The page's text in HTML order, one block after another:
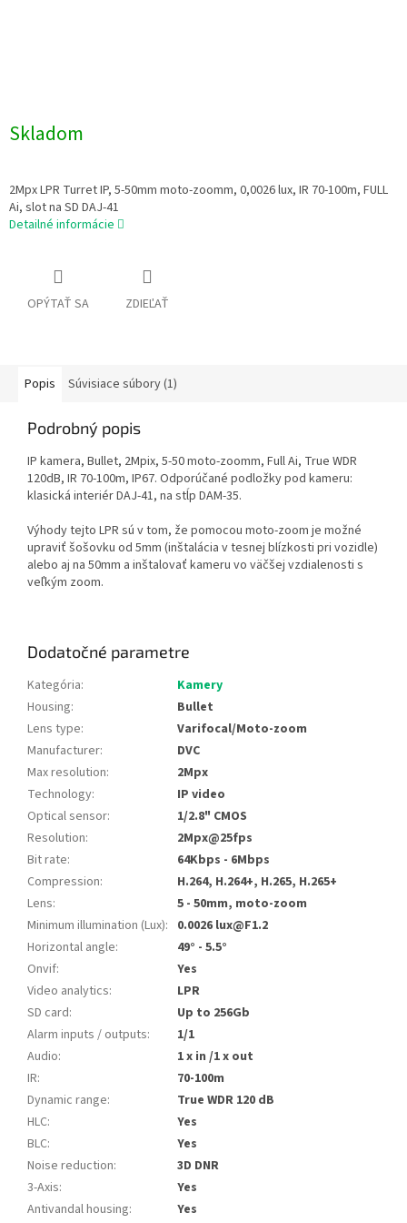
Skladom
2Mpx LPR Turret IP, 5-50mm moto-zoomm, 0,0026 lux, IR 70-100m, FULL
Ai, slot na SD DAJ-41
Detailné informácie
OPÝTAŤ SA ZDIEĽAŤ
Popis Súvisiace súbory (1)
Podrobný popis
IP kamera, Bullet, 2Mpix, 5-50 moto-zoomm, Full Ai, True WDR
120dB, IR 70-100m, IP67. Odporúčané podložky pod kameru:
klasická interiér DAJ-41, na stĺp DAM-35.
Výhody tejto LPR sú v tom, že pomocou moto-zoom je možné
upraviť šošovku od 5mm (inštalácia v tesnej blízkosti pri vozidle)
alebo aj na 50mm a inštalovať kameru vo väčšej vzdialenosti s
veľkým zoom.
Dodatočné parametre
Kategória:
Kamery
Housing:
Bullet
Lens type:
Varifocal/Moto-zoom
Manufacturer:
DVC
Max resolution:
2Mpx
Technology:
IP video
Optical sensor:
1/2.8" CMOS
Resolution:
2Mpx@25fps
Bit rate:
64Kbps - 6Mbps
Compression:
H.264, H.264+, H.265, H.265+
Lens:
5 - 50mm, moto-zoom
Minimum illumination (Lux): 0.0026 lux@F1.2
Horizontal angle:
49° - 5.5°
Onvif:
Yes
Video analytics:
LPR
SD card:
Up to 256Gb
Alarm inputs / outputs:
1/1
Audio:
1 x in /1 x out
IR:
70-100m
Dynamic range:
True WDR 120 dB
HLC:
Yes
BLC:
Yes
Noise reduction:
3D DNR
3-Axis:
Yes
Antivandal housing:
Yes